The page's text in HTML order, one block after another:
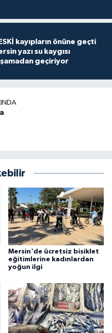
kayıpların önüne geçti
yazı su kaygısı
geçiriyor
Mersin'de ücretsiz bisiklet
eğitimlerine kadınlardan
yoğun ilgi